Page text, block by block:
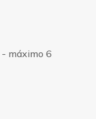
máximo 6